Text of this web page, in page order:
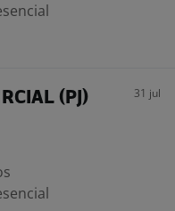
(PJ) 31 jul